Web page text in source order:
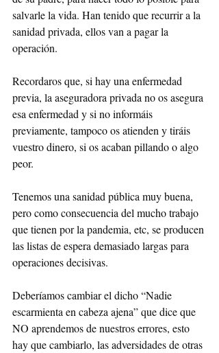
salvarle la vida. Han tenido que recurrir a la
sanidad privada, ellos van a pagar la
operación.
Recordaros que, si hay una enfermedad
previa, la aseguradora privada no os asegura
esa enfermedad y si no informáis
previamente, tampoco os atienden y tiráis
vuestro dinero, si os acaban pillando o algo
peor.
Tenemos una sanidad pública muy buena,
pero como consecuencia del mucho trabajo
que tienen por la pandemia, etc, se producen
las listas de espera demasiado largas para
operaciones decisivas.
Deberíamos cambiar el dicho “Nadie
escarmienta en cabeza ajena” que dice que
NO aprendemos de nuestros errores, esto
hay que cambiarlo, las adversidades de otras